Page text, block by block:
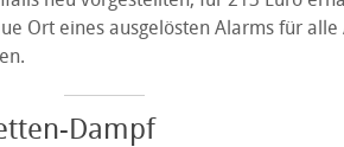
Ort eines ausgelösten Alarms für alle
Dampf